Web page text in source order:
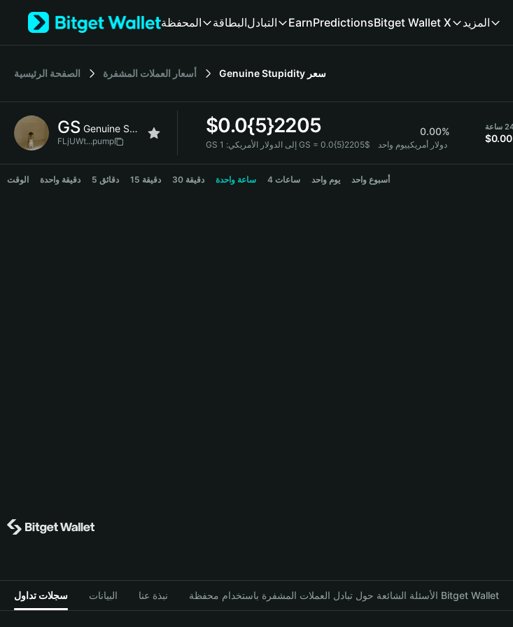
Tiếng Việt
Español (Latinoamérica)
Français
Deutsch
繁體中文
المحفظة البطاقةالتبادل EarnPredictionsBitget Wallet X المزيد
الصفحة الرئيسية أسعار العملات المشفرة Genuine Stupidity سعر
GS Genuine Stupidity
FLjUWt...pump
$0.0{5}2205 0.00%
GS إلى الدولار الأمريكي: 1 GS = 0.0{5}2205$ دولار أمريكييوم واحد
$0.00
GS Price Chart
الوقت دقيقة واحدة 5 دقائق 15 دقيقة 30 دقيقة ساعة واحدة 4 ساعات يوم واحد أسبوع واحد
سجلات تداول البيانات نبذة عنا الأسئلة الشائعة حول تبادل العملات المشفرة باستخدام محفظة Bitget Wallet